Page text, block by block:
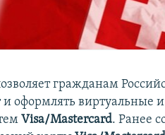
гражданам
оформлять виртуальные
Visa/Mastercard. Ранее